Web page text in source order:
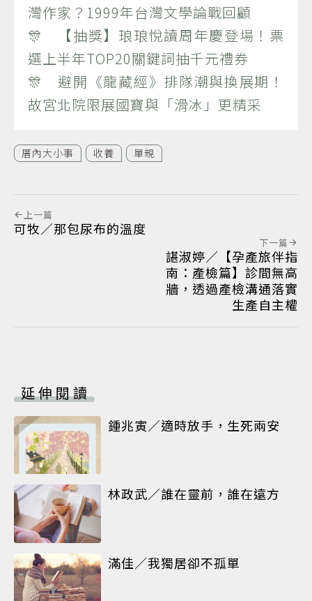
灣作家？1999年台灣文學論戰回顧
🎊 【抽獎】琅琅悅讀周年慶登場！票
選上半年TOP20關鍵詞抽千元禮券
🎊 避開《龍藏經》排隊潮與換展期！
故宮北院限展國寶與「滑冰」更精采
厝內大小事 收養 單親
上一篇
可牧／那包尿布的溫度
下一篇
諶淑婷／【孕產旅伴指
南：產檢篇】診間無高
牆，透過產檢溝通落實
生產自主權
延伸閱讀
鍾兆寅／適時放手，生死兩安
林政武／誰在靈前，誰在遠方
滿佳／我獨居卻不孤單